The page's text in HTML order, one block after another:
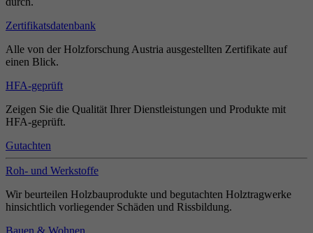
Zertifikatsdatenbank
Alle von der Holzforschung Austria ausgestellten Zertifikate auf
einen Blick.
HFA-geprüft
Zeigen Sie die Qualität Ihrer Dienstleistungen und Produkte mit
HFA-geprüft.
Gutachten
Roh- und Werkstoffe
Wir beurteilen Holzbauprodukte und begutachten Holztragwerke
hinsichtlich vorliegender Schäden und Rissbildung.
Bauen & Wohnen